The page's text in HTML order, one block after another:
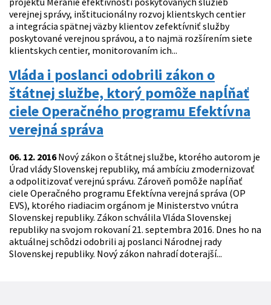
verejnej správy, inštitucionálny rozvoj klientskych centier
a integrácia spätnej väzby klientov zefektívniť služby
poskytované verejnou správou, a to najmä rozšírením siete
klientskych centier, monitorovaním ich...
Vláda i poslanci odobrili zákon o
štátnej službe, ktorý pomôže napĺňať
ciele Operačného programu Efektívna
verejná správa
06. 12. 2016Nový zákon o štátnej službe, ktorého autorom je
Úrad vlády Slovenskej republiky, má ambíciu zmodernizovať
a odpolitizovať verejnú správu. Zároveň pomôže napĺňať
ciele Operačného programu Efektívna verejná správa (OP
EVS), ktorého riadiacim orgánom je Ministerstvo vnútra
Slovenskej republiky. Zákon schválila Vláda Slovenskej
republiky na svojom rokovaní 21. septembra 2016. Dnes ho na
aktuálnej schôdzi odobrili aj poslanci Národnej rady
Slovenskej republiky. Nový zákon nahradí doterajší...